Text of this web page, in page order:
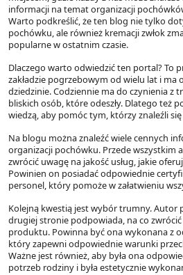
informacji na temat organizacji
Warto podkreślić, że ten blog nie tylko
pochówku, ale również kremacji zwłok
popularne w ostatnim czasie.
Dlaczego warto odwiedzić ten portal? To
zakładzie pogrzebowym od wielu lat i
dziedzinie. Codziennie ma do czynienia z
bliskich osób, które odeszły. Dlatego też
wiedzą, aby pomóc tym, którzy znaleźli
Na blogu można znaleźć wiele cennych
organizacji pochówku. Przede wszystkim
zwrócić uwagę na jakość usług, jakie
Powinien on posiadać odpowiednie
personel, który pomoże w załatwieniu
Kolejną kwestią jest wybór trumny. Autor
drugiej stronie podpowiada, na co
produktu. Powinna być ona wykonana z
który zapewni odpowiednie warunki
Ważne jest również, aby była ona
potrzeb rodziny i była estetycznie